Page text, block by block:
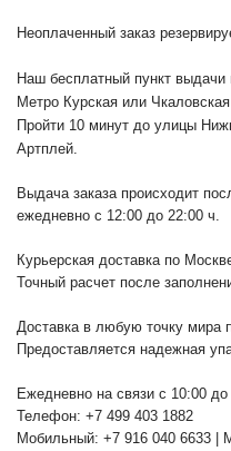
Неоплаченный заказ
Наш бесплатный пункт выдачи
Метро Курская или
Пройти 10 минут до улицы
Артплей.
Выдача заказа происходит
ежедневно с 12:00 до 22:00 ч.
Курьерская доставка по
Точный расчет после
Доставка в любую точку
Предоставляется надежная
Ежедневно на связи с 10:00
Телефон: +7 499 403 1882
Мобильный: +7 916 040 6633 |